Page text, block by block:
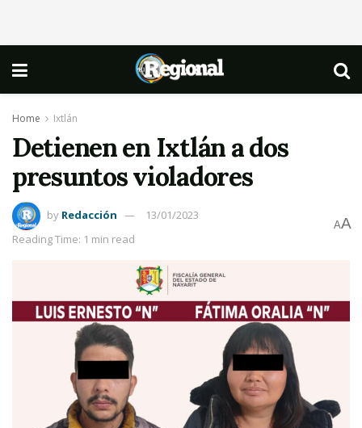
Home Ixtlán
Detienen en Ixtlán a dos
presuntos violadores
by Redacción
13/01/2023
Reading Time: 1 min read
AA